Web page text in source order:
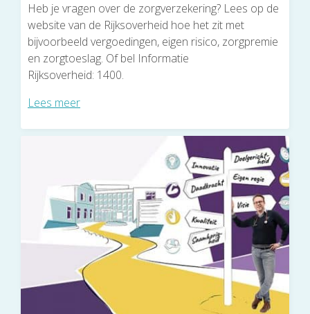
Heb je vragen over de zorgverzekering? Lees op de
website van de Rijksoverheid hoe het zit met
bijvoorbeeld vergoedingen, eigen risico, zorgpremie
en zorgtoeslag. Of bel Informatie
Rijksoverheid: 1400.
Lees meer